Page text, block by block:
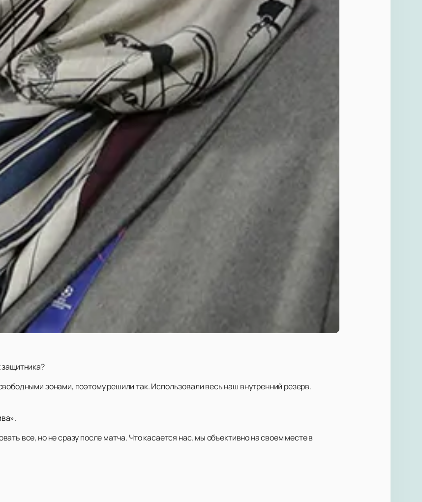
зонами, поэтому решили так. Использовали весь наш внутренний резерв.
все, но не сразу после матча. Что касается нас, мы объективно на своем месте в